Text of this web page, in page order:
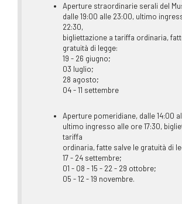
Aperture straordinarie serali del
dalle 19:00 alle 23:00, ultimo
22:30,
bigliettazione a tariffa ordinaria,
gratuità di legge:
19 - 26 giugno;
03 luglio;
28 agosto;
04 - 11 settembre
Aperture pomeridiane, dalle 14:00
ultimo ingresso alle ore 17:30,
tariffa
ordinaria, fatte salve le gratuità di
17 - 24 settembre;
01 - 08 - 15 - 22 - 29 ottobre;
05 - 12 - 19 novembre.